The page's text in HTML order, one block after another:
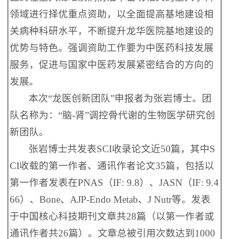
领域进行择优重点资助，以全面提高基地建设相
关病种科研水平，不断提升龙华医院基地建设的
优势与特色。强调资助工作要为中医药科技发展
服务，促进与国家中医药发展紧密结合的方向的
发展。
本次“龙医创新团队”申报者为张岩博士。团
队名称为：“脑-肾”调控骨代谢的生物医学研究创
新团队。
张岩博士共发表SCI收录论文近50篇，其中S
CI收载的第一作者、通讯作者论文35篇，包括以
第一作者发表在PNAS（IF: 9.8）、JASN（IF: 9.4
66）、Bone、AJP-Endo Metab、J Nutr等。发表
于中国核心科技期刊文章共28篇（以第一作者或
通讯作者共26篇）。文章总被引用次数达到1000